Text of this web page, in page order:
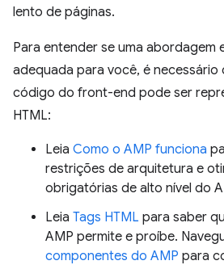
lento de páginas.
Para entender se uma abordagem
adequada para você, é
código do front-end pode ser
HTML:
Leia Como o AMP funciona
restrições de arquitetura e
obrigatórias de alto nível do
Leia Tags HTML para saber
AMP permite e proíbe.
componentes do AMP para